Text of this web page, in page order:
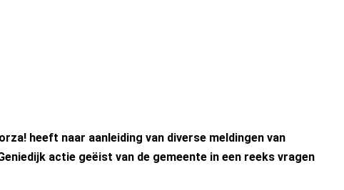
heeft naar aanleiding van diverse meldingen van
actie geëist van de gemeente in een reeks vragen